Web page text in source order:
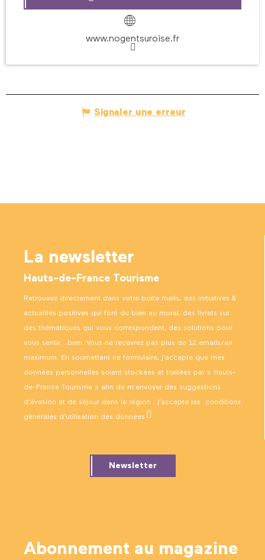
www.nogentsuroise.fr
Signaler une erreur
La newsletter
Hauts-de-France Tourisme
Retrouvez directement dans votre boîte mails, des initiatives &
actualités positives qui font du bien au moral, des livrets sur
des thématiques qui vous correspondent, des solutions pour
vous sentir… bien. Vous ne recevrez pas plus de 12 emails/an
maximum. En soumettant ce formulaire, j’accepte que mes
données personnelles soient stockées et traitées par « Hauts-
de-France Tourisme » afin de m’envoyer des suggestions
d’évasion et de séjour dans la région ; j’accepte les conditions
générales d’utilisation des données .
Newsletter
Abonnement au magazine